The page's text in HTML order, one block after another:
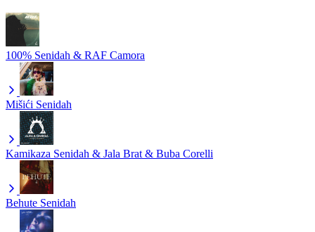
100% Senidah & RAF Camora
Mišići Senidah
Kamikaza Senidah & Jala Brat & Buba Corelli
Behute Senidah